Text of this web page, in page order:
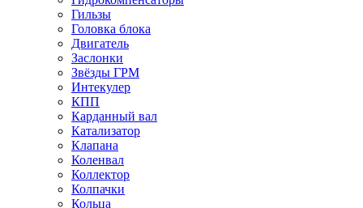
Гильзы
Головка блока
Двигатель
Заслонки
Звёзды ГРМ
Интекулер
КПП
Карданный вал
Катализатор
Клапана
Коленвал
Коллектор
Колпачки
Кольца